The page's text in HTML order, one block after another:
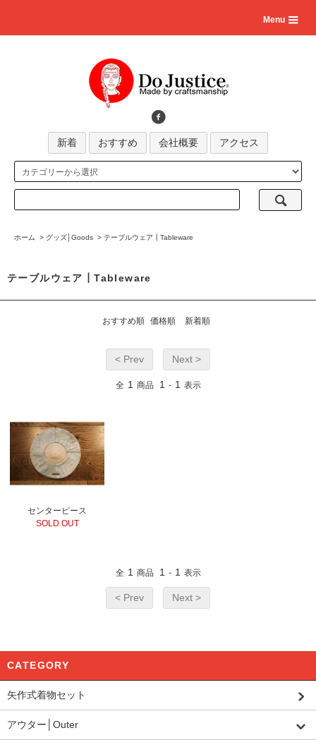
Menu
新着 おすすめ 会社概要 アクセス
ホーム > グッズ│Goods > テーブルウェア┃Tableware
テーブルウェア┃Tableware
おすすめ順 価格順 新着順
< Prev Next >
全 1 商品 1 - 1 表示
センターピース
SOLD OUT
全 1 商品 1 - 1 表示
< Prev Next >
CATEGORY
矢作式着物セット
アウター│Outer